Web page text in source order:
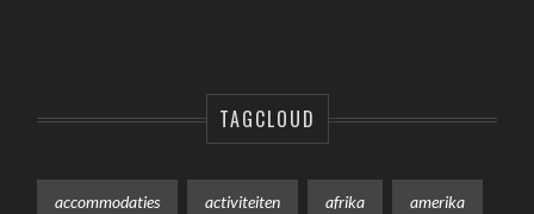
TAGCLOUD
accommodaties activiteiten afrika amerika